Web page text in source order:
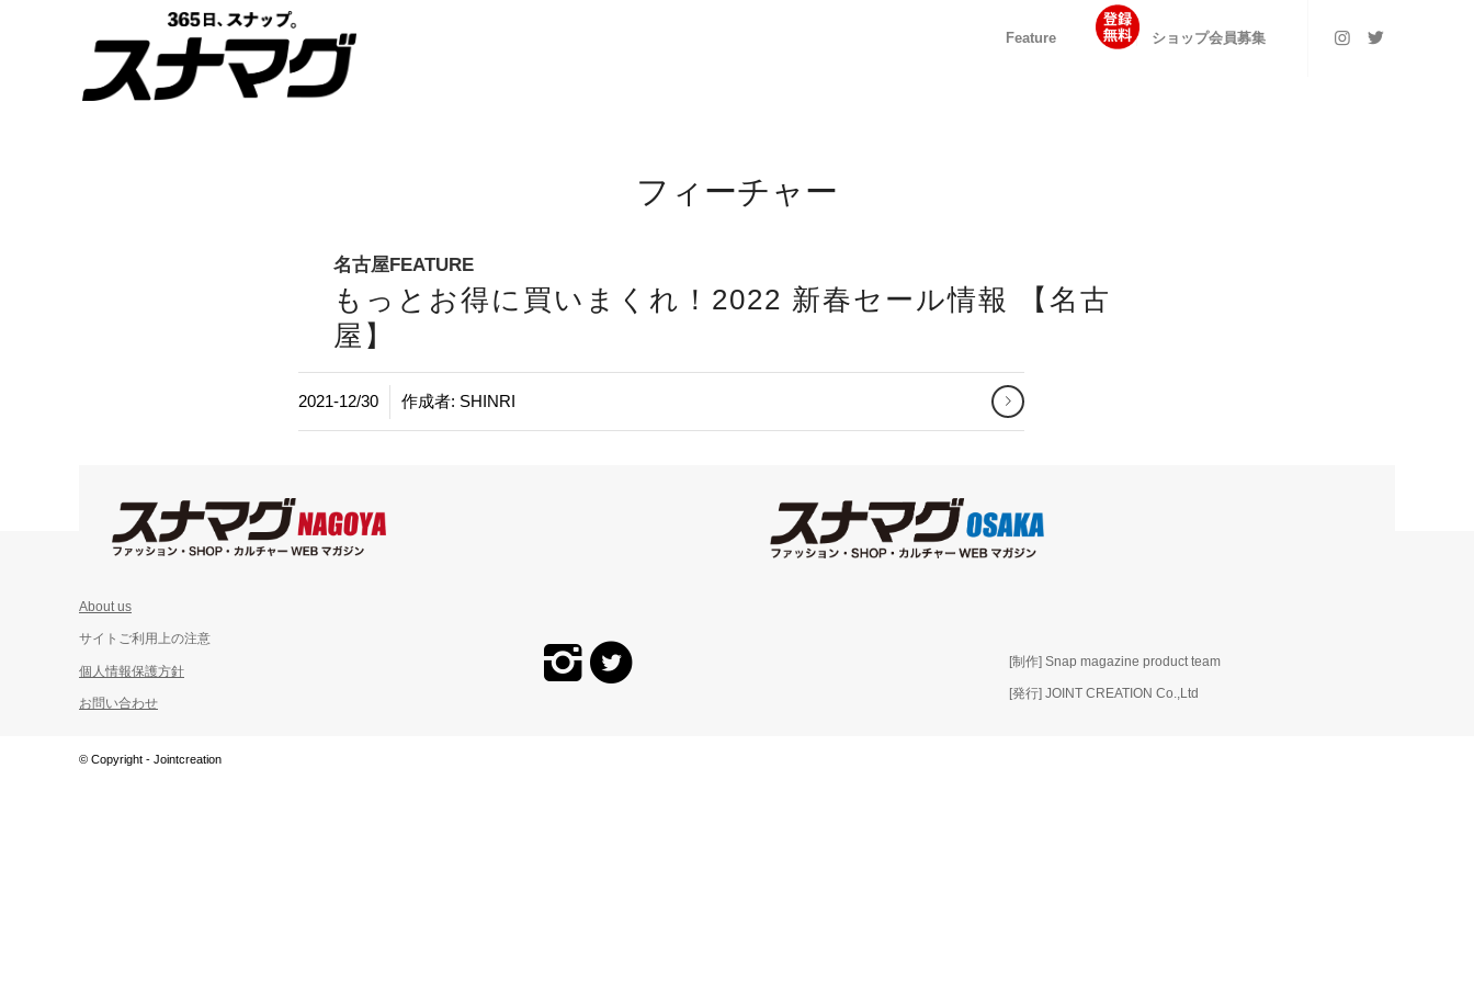
Feature ショップ会員募集
フィーチャー
名古屋FEATURE
もっとお得に買いまくれ！2022 新春セール情報 【名古
屋】
2021-12/30 作成者: SHINRI
About us
サイトご利用上の注意
個人情報保護方針
お問い合わせ
[制作] Snap magazine product team
[発行] JOINT CREATION Co.,Ltd
© Copyright - Jointcreation